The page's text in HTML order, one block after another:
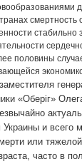
смертность
половины
«Оберіг»
и всего
или
часто в